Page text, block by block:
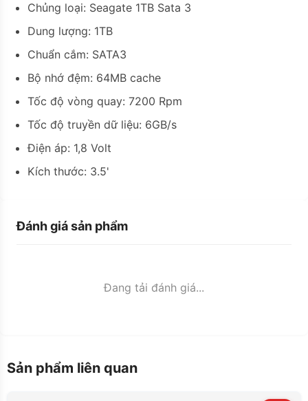
Chủng loại: Seagate 1TB Sata 3
Dung lượng: 1TB
Chuẩn cắm: SATA3
Bộ nhớ đệm: 64MB cache
Tốc độ vòng quay: 7200 Rpm
Tốc độ truyền dữ liệu: 6GB/s
Điện áp: 1,8 Volt
Kích thước: 3.5'
Đánh giá sản phẩm
Đang tải đánh giá...
Sản phẩm liên quan